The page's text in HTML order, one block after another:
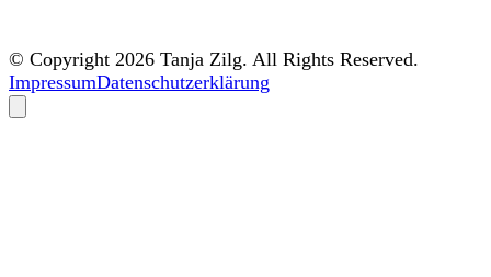
© Copyright 2026 Tanja Zilg. All Rights Reserved.
ImpressumDatenschutzerklärung